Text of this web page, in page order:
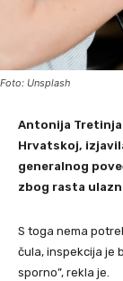
Foto: Unsplash
Antonija
Hrvatskoj,
generalnog
zbog rasta
S toga nema
čula, inspekcija je
sporno”, rekla je.